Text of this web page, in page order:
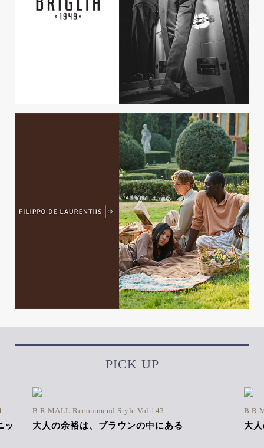
PICK UP
ッ
B.R.MALL Recommend Style Vol.143
大人の余裕は、ブラウンの中にある 大